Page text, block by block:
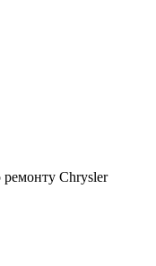
ремонту Chrysler